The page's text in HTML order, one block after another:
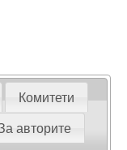
Комитети
авторите